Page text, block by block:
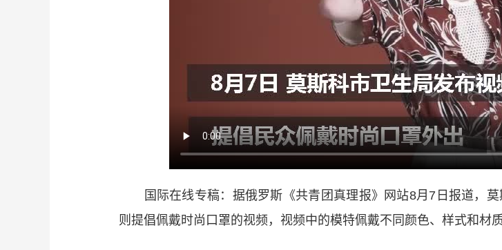
国际在线专稿：据俄罗斯《共青团真理报》网站8月7日报道，莫
则提倡佩戴时尚口罩的视频，视频中的模特佩戴不同颜色、样式和材